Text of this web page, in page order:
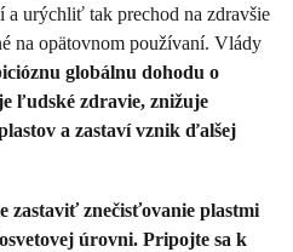
urýchliť tak prechod na zdravšie
na opätovnom používaní. Vlády
globálnu dohodu o
ľudské zdravie, znižuje
a zastaví vznik ďalšej
zastaviť znečisťovanie plastmi
úrovni. Pripojte sa k